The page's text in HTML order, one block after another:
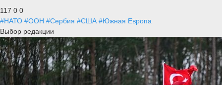
117 0 0
#НАТО #ООН #Сербия #США #Южная Европа
Выбор редакции